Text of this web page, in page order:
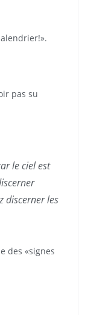
pas su
le ciel est
discerner les
des «signes